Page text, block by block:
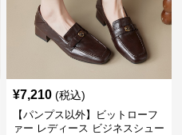
¥7,210 (税込)
【パンプス以外】ビットローフ
ァー レディース ビジネスシュー